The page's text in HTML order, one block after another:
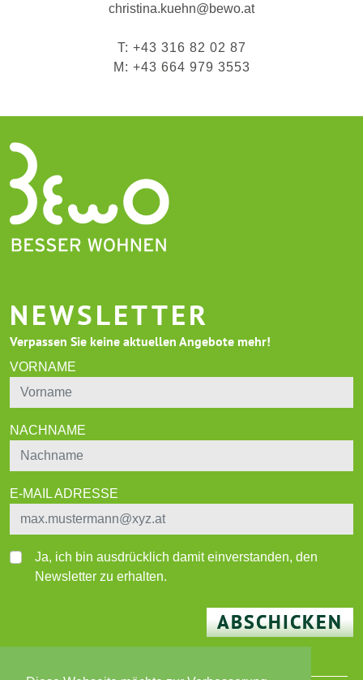
christina.kuehn@bewo.at
T: +43 316 82 02 87
M: +43 664 979 3553
NEWSLETTER
Verpassen Sie keine aktuellen Angebote mehr!
VORNAME
NACHNAME
E-MAIL ADRESSE
Ja, ich bin ausdrücklich damit einverstanden, den
Newsletter zu erhalten.
ABSCHICKEN